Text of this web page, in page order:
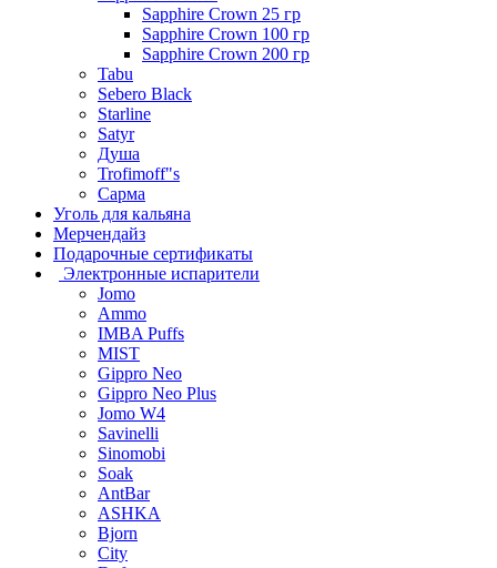
Sapphire Crown 25 гр
Sapphire Crown 100 гр
Sapphire Crown 200 гр
Tabu
Sebero Black
Starline
Satyr
Душа
Trofimoff"s
Сарма
Уголь для кальяна
Мерчендайз
Подарочные сертификаты
Электронные испарители
Jomo
Ammo
IMBA Puffs
MIST
Gippro Neo
Gippro Neo Plus
Jomo W4
Savinelli
Sinomobi
Soak
AntBar
ASHKA
Bjorn
City